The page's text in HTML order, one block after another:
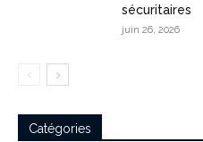
sécuritaires
juin 26, 2026
Catégories